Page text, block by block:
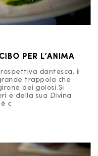
PER L’ANIMA
dantesca, il
trappola che
dei golosi.Si
e della sua Divina
c